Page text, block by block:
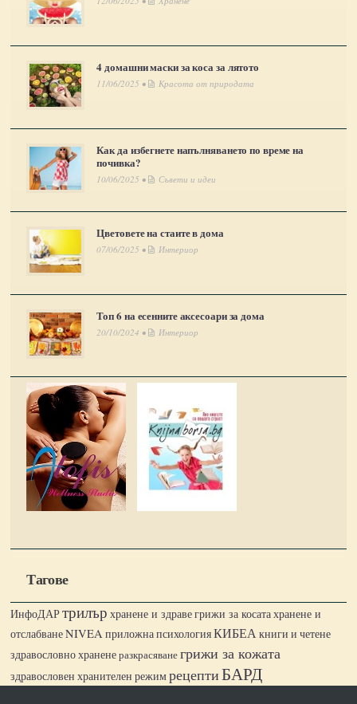
4 домашни маски за коса за лятото
11/06/2025 • Красота от природата
Как да избегнете напълняването по време на
почивка?
10/06/2025 • Съвети и идеи
Цветовете на стаите в дома
07/06/2025 • Интериор
Топ 6 на есенните аксесоари за дома
20/10/2024 • Интериор
Тагове
ИнфоДАРтрилър хранене и здравегрижи за косатахранене и
отслабванеNIVEA приложна психологияКИБЕАкниги и четене
здравословно храненеразкрасяванегрижи за кожата
здравословен хранителен режимрецептиБАРД